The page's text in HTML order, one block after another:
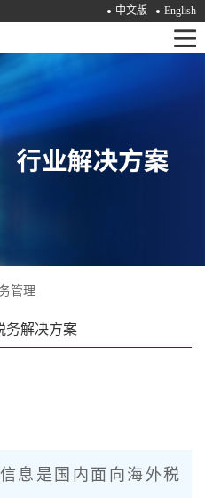
中文版 English
管理
务解决方案
息是国内面向海外税